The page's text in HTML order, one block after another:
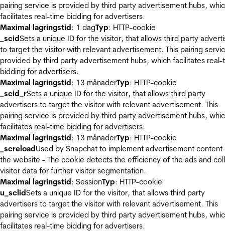
pairing service is provided by third party advertisement hubs,
facilitates real-time bidding for advertisers.
Maximal lagringstid: 1 dagTyp: HTTP-cookie
_scidSets a unique ID for the visitor, that allows third party
to target the visitor with relevant advertisement. This pairing
provided by third party advertisement hubs, which facilitates real-
bidding for advertisers.
Maximal lagringstid: 13 månaderTyp: HTTP-cookie
_scid_rSets a unique ID for the visitor, that allows third party
advertisers to target the visitor with relevant advertisement. This
pairing service is provided by third party advertisement hubs,
facilitates real-time bidding for advertisers.
Maximal lagringstid: 13 månaderTyp: HTTP-cookie
_screloadUsed by Snapchat to implement advertisement content
the website - The cookie detects the efficiency of the ads and
visitor data for further visitor segmentation.
Maximal lagringstid: SessionTyp: HTTP-cookie
u_sclidSets a unique ID for the visitor, that allows third party
advertisers to target the visitor with relevant advertisement. This
pairing service is provided by third party advertisement hubs,
facilitates real-time bidding for advertisers.